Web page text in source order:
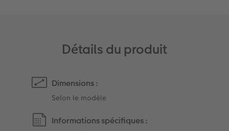
Détails du produit
Dimensions :
Selon le modèle
Informations spécifiques :